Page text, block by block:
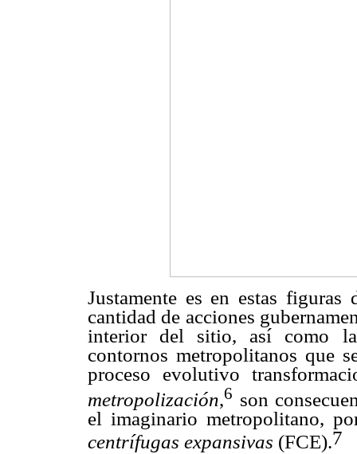
Justamente es en estas
cantidad de acciones
interior del sitio, así como
contornos metropolitanos que
proceso evolutivo
metropolización,6 son
el imaginario metropolitano,
centrífugas expansivas (FCE).7